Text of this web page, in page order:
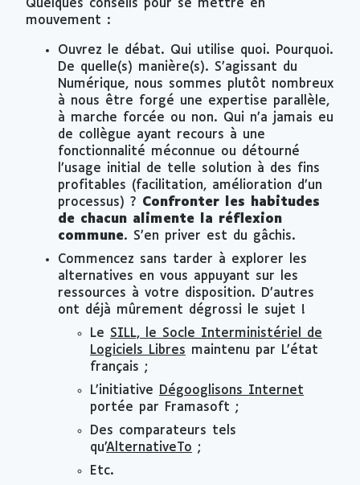
Quelques conseils pour se mettre en
mouvement :
Ouvrez le débat. Qui utilise quoi. Pourquoi.
De quelle(s) manière(s). S’agissant du
Numérique, nous sommes plutôt nombreux
à nous être forgé une expertise parallèle,
à marche forcée ou non. Qui n’a jamais eu
de collègue ayant recours à une
fonctionnalité méconnue ou détourné
l’usage initial de telle solution à des fins
profitables (facilitation, amélioration d’un
processus) ? Confronter les habitudes
de chacun alimente la réflexion
commune. S’en priver est du gâchis.
Commencez sans tarder à explorer les
alternatives en vous appuyant sur les
ressources à votre disposition. D’autres
ont déjà mûrement dégrossi le sujet !
Le SILL, le Socle Interministériel de
Logiciels Libres maintenu par L’état
français ;
L’initiative Dégooglisons Internet
portée par Framasoft ;
Des comparateurs tels
qu’AlternativeTo ;
Etc.